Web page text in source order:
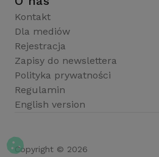
Kontakt
Dla mediów
Rejestracja
Zapisy do newslettera
Polityka prywatności
Regulamin
English version
Copyright © 2026